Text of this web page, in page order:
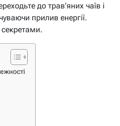
до трав’яних чаїв і
прилив енергії.